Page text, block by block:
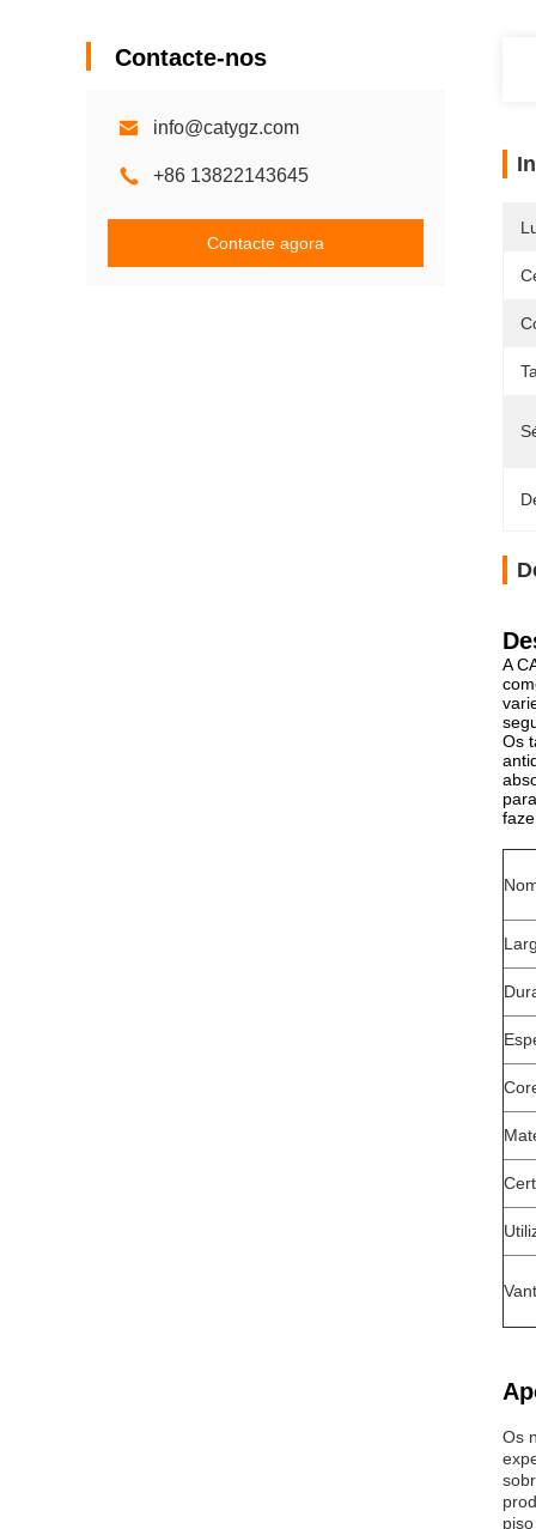
Contacte-nos
info@catygz.com
+86 13822143645
Contacte agora
A
Os
Os